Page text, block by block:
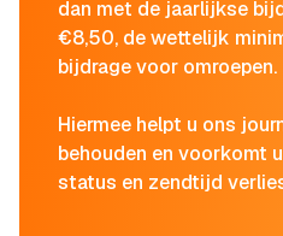
dan met de jaarlijkse
€8,50, de wettelijk
bijdrage voor omroepen.
Hiermee helpt u ons
behouden en voorkomt
status en zendtijd